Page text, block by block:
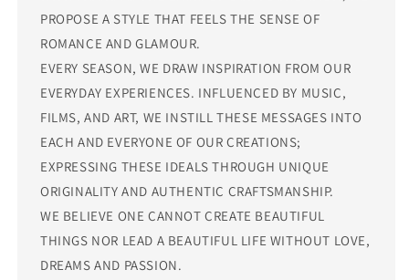
PROPOSE A STYLE THAT FEELS THE SENSE OF
ROMANCE AND GLAMOUR.
EVERY SEASON, WE DRAW INSPIRATION FROM OUR
EVERYDAY EXPERIENCES. INFLUENCED BY MUSIC,
FILMS, AND ART, WE INSTILL THESE MESSAGES INTO
EACH AND EVERYONE OF OUR CREATIONS;
EXPRESSING THESE IDEALS THROUGH UNIQUE
ORIGINALITY AND AUTHENTIC CRAFTSMANSHIP.
WE BELIEVE ONE CANNOT CREATE BEAUTIFUL
THINGS NOR LEAD A BEAUTIFUL LIFE WITHOUT LOVE,
DREAMS AND PASSION.